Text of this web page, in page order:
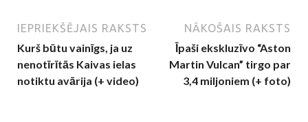
IEPRIEKŠĒJAIS RAKSTS
Kurš būtu vainīgs, ja uz
nenotīrītās Kaivas ielas
notiktu avārija (+ video)
NĀKOŠAIS RAKSTS
Īpaši ekskluzīvo “Aston
Martin Vulcan” tirgo par
3,4 miljoniem (+ foto)